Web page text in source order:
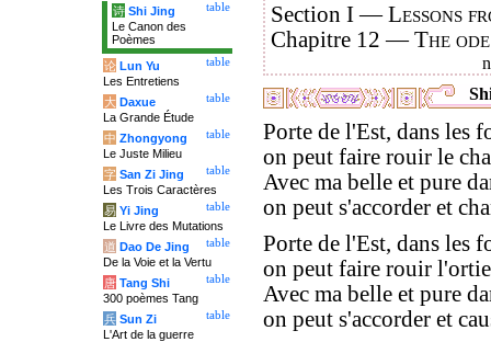
Section I —Lessons
Chapitre 12 —The
Porte de l'Est, dans les
on peut faire rouir le
Avec ma belle et pure
on peut s'accorder et
Porte de l'Est, dans les
on peut faire rouir
Avec ma belle et pure
on peut s'accorder et
table
诗 Shi Jing
Le Canon des
Poèmes
table
论 Lun Yu
Les Entretiens
table
大 Daxue
La Grande Étude
table
中 Zhongyong
Le Juste Milieu
table
字 San Zi Jing
Les Trois Caractères
table
易 Yi Jing
Le Livre des Mutations
table
道 Dao De Jing
De la Voie et la Vertu
table
唐 Tang Shi
300 poèmes Tang
table
兵 Sun Zi
L'Art de la guerre